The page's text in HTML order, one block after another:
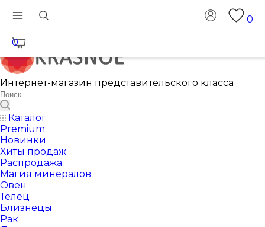
0
0
Интернет-магазин представительского класса
Каталог
Premium
Новинки
Хиты продаж
Распродажа
Магия минералов
Овен
Телец
Близнецы
Рак